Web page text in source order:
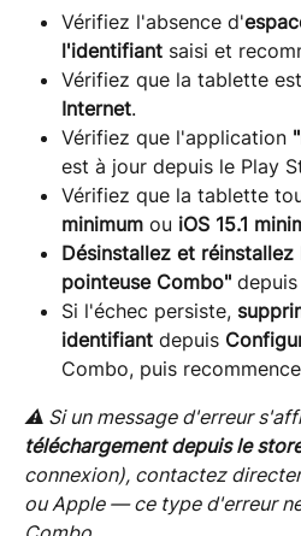
Vérifiez l'absence d'
l'identifiant saisi et
Vérifiez que la tablette
Internet.
Vérifiez que l'application
est à jour depuis le Play
Vérifiez que la tablette
minimum ou iOS 15.1
Désinstallez et réinstallez
pointeuse Combo"
Si l'échec persiste,
identifiant depuis
Combo, puis
⚠️ Si un message d'erreur
téléchargement depuis le
connexion), contactez
ou Apple — ce type d'erreur